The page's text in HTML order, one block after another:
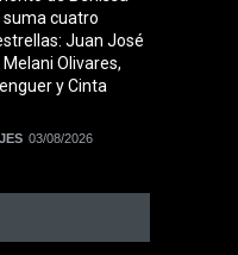
suma cuatro
Juan José
Melani Olivares,
y Cinta
03/08/2026